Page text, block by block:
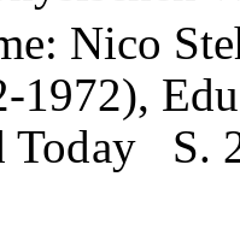
Nico
1972),
TodayS.